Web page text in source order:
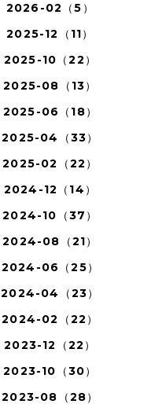
2026-02（5）
2025-12（11）
2025-10（22）
2025-08（13）
2025-06（18）
2025-04（33）
2025-02（22）
2024-12（14）
2024-10（37）
2024-08（21）
2024-06（25）
2024-04（23）
2024-02（22）
2023-12（22）
2023-10（30）
2023-08（28）